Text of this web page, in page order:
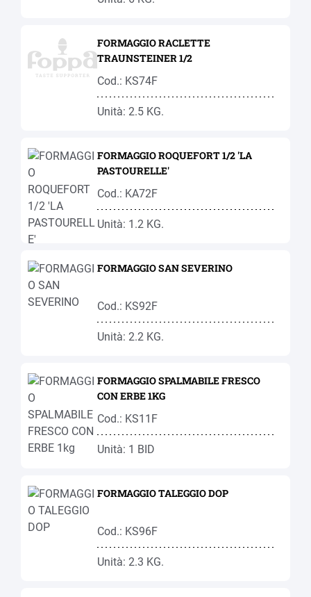
FORMAGGIO RACLETTE
TRAUNSTEINER 1/2
Cod.: KS74F
Unità: 2.5 KG.
FORMAGGIO ROQUEFORT 1/2 'LA
PASTOURELLE'
Cod.: KA72F
Unità: 1.2 KG.
FORMAGGIO SAN SEVERINO
Cod.: KS92F
Unità: 2.2 KG.
FORMAGGIO SPALMABILE FRESCO
CON ERBE 1KG
Cod.: KS11F
Unità: 1 BID
FORMAGGIO TALEGGIO DOP
Cod.: KS96F
Unità: 2.3 KG.